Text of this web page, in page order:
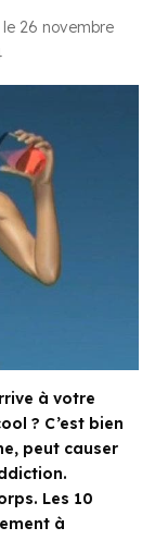
le 26 novembre
à votre
? C’est bien
peut causer
Les 10
à